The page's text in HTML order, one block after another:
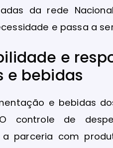
da rede
e passa a
e
e bebidas
e bebidas
controle de
parceria com